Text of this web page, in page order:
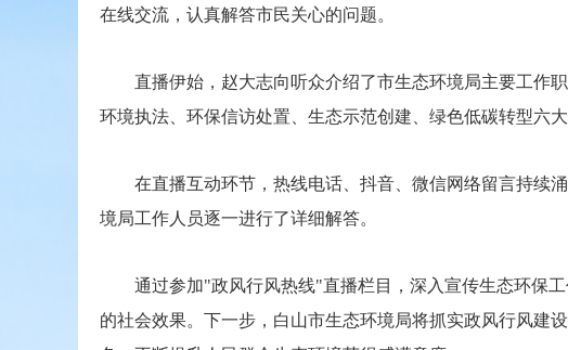
在线交流，认真解答市民关心的问题。
直播伊始，赵大志向听众介绍了市生态环境局主要工作职
环境执法、环保信访处置、生态示范创建、绿色低碳转型六
在直播互动环节，热线电话、抖音、微信网络留言持续涌
境局工作人员逐一进行了详细解答。
通过参加"政风行风热线"直播栏目，深入宣传生态环保工
的社会效果。下一步，白山市生态环境局将抓实政风行风建